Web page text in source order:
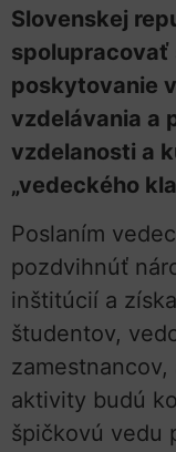
Slovenskej
spolupracovať
poskytovanie
vzdelávania a
vzdelanosti a
„vedeckého
Poslaním
pozdvihnúť
inštitúcií a
študentov,
aktivity budú
špičkovú vedu